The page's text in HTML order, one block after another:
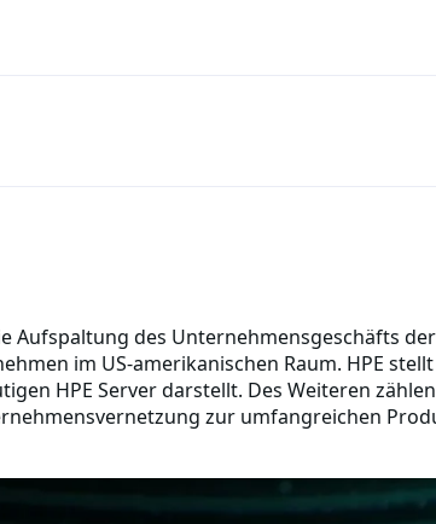
Aufspaltung des Unternehmensgeschäfts
im US-amerikanischen Raum. HPE
HPE Server darstellt. Des Weiteren
zur umfangreichen